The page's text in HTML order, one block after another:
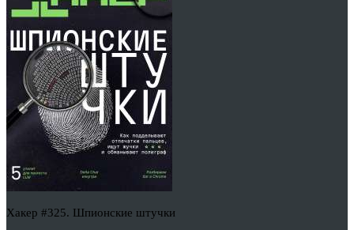
Хакер #325. Шпионские штучки